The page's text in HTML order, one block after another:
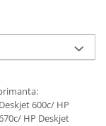
600c/ HP
HP Deskjet